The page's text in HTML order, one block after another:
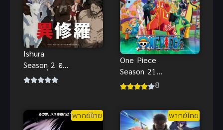
Ishura
Season 2 อสุ
ร่า ข้านี่แหล่ะ
One Piece
Season 21
วันพีช เกาะ8
พากย์ไทย พากย์ไทย